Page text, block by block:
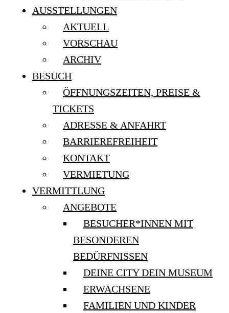
AUSSTELLUNGEN
AKTUELL
VORSCHAU
ARCHIV
BESUCH
ÖFFNUNGSZEITEN, PREISE &
TICKETS
ADRESSE & ANFAHRT
BARRIEREFREIHEIT
KONTAKT
VERMIETUNG
VERMITTLUNG
ANGEBOTE
BESUCHER*INNEN MIT
BESONDEREN
BEDÜRFNISSEN
DEINE CITY DEIN MUSEUM
ERWACHSENE
FAMILIEN UND KINDER